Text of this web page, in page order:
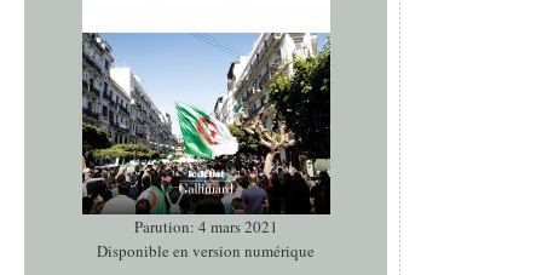
Parution: 4 mars 2021
Disponible en version numérique